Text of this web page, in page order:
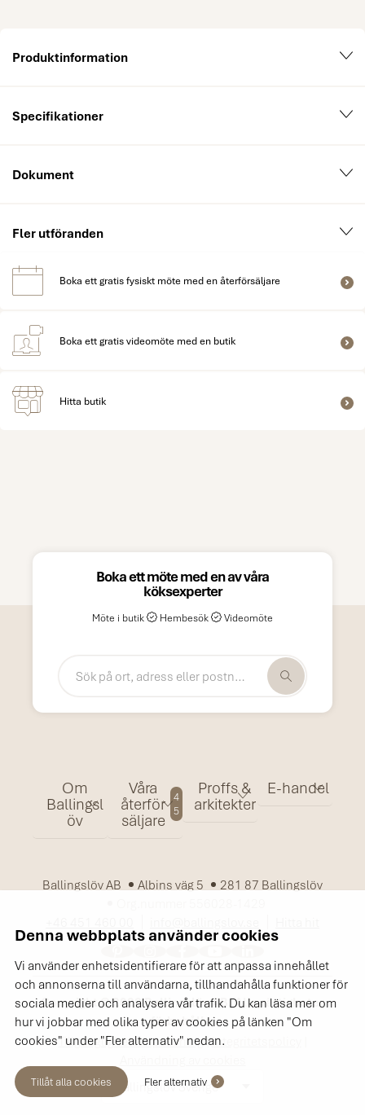
Denna webbplats använder cookies
Vi använder enhetsidentifierare för att anpassa innehållet
och annonserna till användarna, tillhandahålla funktioner för
sociala medier och analysera vår trafik. Du kan läsa mer om
hur vi jobbar med olika typer av cookies på länken "Om
cookies" under "Fler alternativ" nedan.
Tillåt alla cookies Fler alternativ
Produktinformation
Specifikationer
Dokument
Fler utföranden
Boka ett gratis fysiskt möte med en återförsäljare
Boka ett gratis videomöte med en butik
Hitta butik
Boka ett möte med en av våra
köksexperter
Möte i butik Hembesök Videomöte
Om
Ballingsl
öv
Våra
återför
säljare
4
5
Proffs &
arkitekter
E-handel
Ballingslöv AB Albins väg 5
281 87 Ballingslöv
Copyright © 2026 Ballingslöv AB. Alla rättigheter
förbehålls.
Tillgänglighetsanpassning|Integritetspolicy
Ballingslöv Sverige